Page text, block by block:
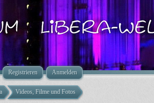
Registrieren Anmelden
Videos, Filme und Fotos